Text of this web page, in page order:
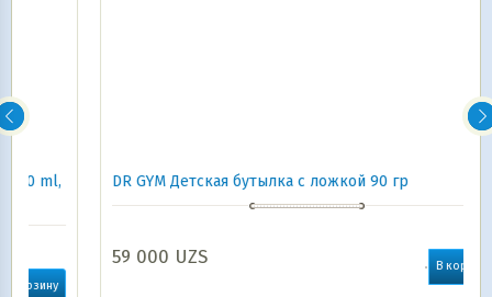
DR GYM Детская бутылка с ложкой 90 гр
59 000UZS В корзину